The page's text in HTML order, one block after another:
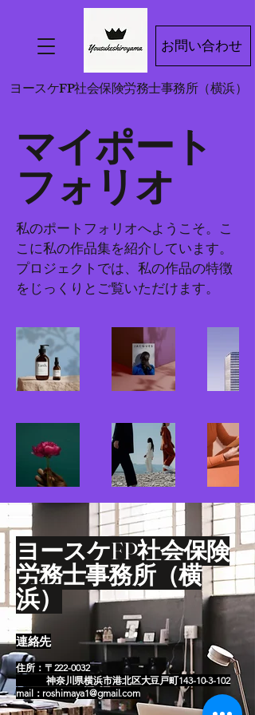
ヨースケFP社会保険労務士事務所（横浜）
お問い合わせ
マイポート
フォリオ
私のポートフォリオへようこそ。こ
こに私の作品集を紹介しています。
プロジェクトでは、私の作品の特徴
をじっくりとご覧いただけます。
​ヨースケFP社会保険
労務士事務所（横
浜）
連絡先
住所：〒222-0032
神奈川県横浜市港北区大豆戸町143-10-3-102
mail： roshimaya1@gmail.com